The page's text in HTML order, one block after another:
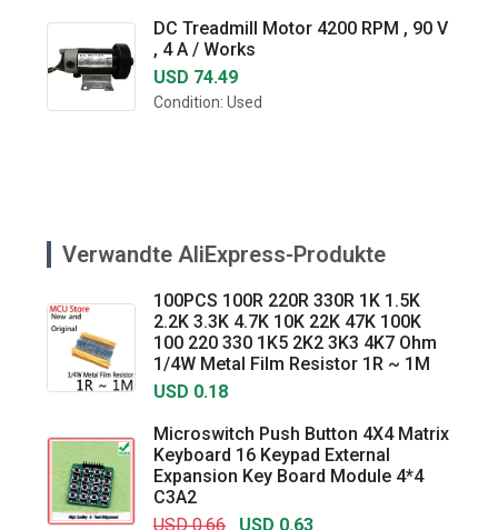
DC Treadmill Motor 4200 RPM , 90 V
, 4 A / Works
USD 74.49
Condition: Used
Verwandte AliExpress-Produkte
100PCS 100R 220R 330R 1K 1.5K
2.2K 3.3K 4.7K 10K 22K 47K 100K
100 220 330 1K5 2K2 3K3 4K7 Ohm
1/4W Metal Film Resistor 1R ~ 1M
USD 0.18
Microswitch Push Button 4X4 Matrix
Keyboard 16 Keypad External
Expansion Key Board Module 4*4
C3A2
USD 0.66
USD 0.63